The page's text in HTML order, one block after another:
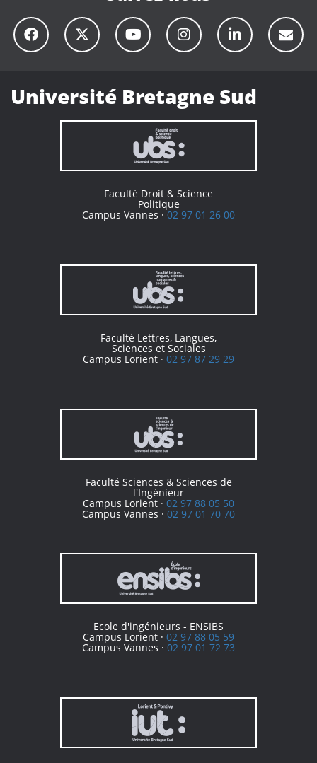
Université Bretagne Sud
Faculté Droit & Science
Politique
Campus Vannes · 02 97 01 26 00
Faculté Lettres, Langues,
Sciences et Sociales
Campus Lorient · 02 97 87 29 29
Faculté Sciences & Sciences de
l'Ingénieur
Campus Lorient · 02 97 88 05 50
Campus Vannes · 02 97 01 70 70
Ecole d'ingénieurs - ENSIBS
Campus Lorient · 02 97 88 05 59
Campus Vannes · 02 97 01 72 73